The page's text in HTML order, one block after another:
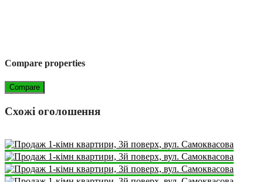
Compare properties
Compare
Схожі оголошення